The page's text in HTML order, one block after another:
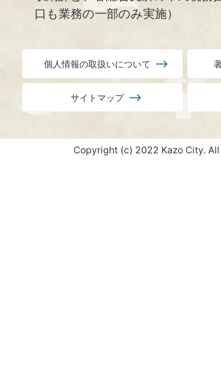
口も業務の一部のみ実施）
個人情報の取扱いについて
サイトマップ
Copyright (c) 2022 Kazo City.